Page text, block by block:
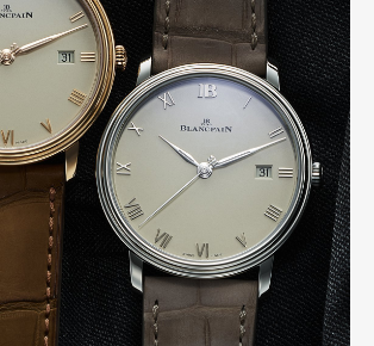
Watch
Fashion
GourmetCars
Product CultureLifestyle
Magazine